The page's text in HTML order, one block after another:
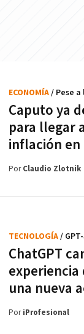
Caputo ya
para llegar
inflación en
ECONOMÍA/ Pese
PorClaudio Zlotnik
ChatGPT
una nueva
TECNOLOGÍA/
PoriProfesional